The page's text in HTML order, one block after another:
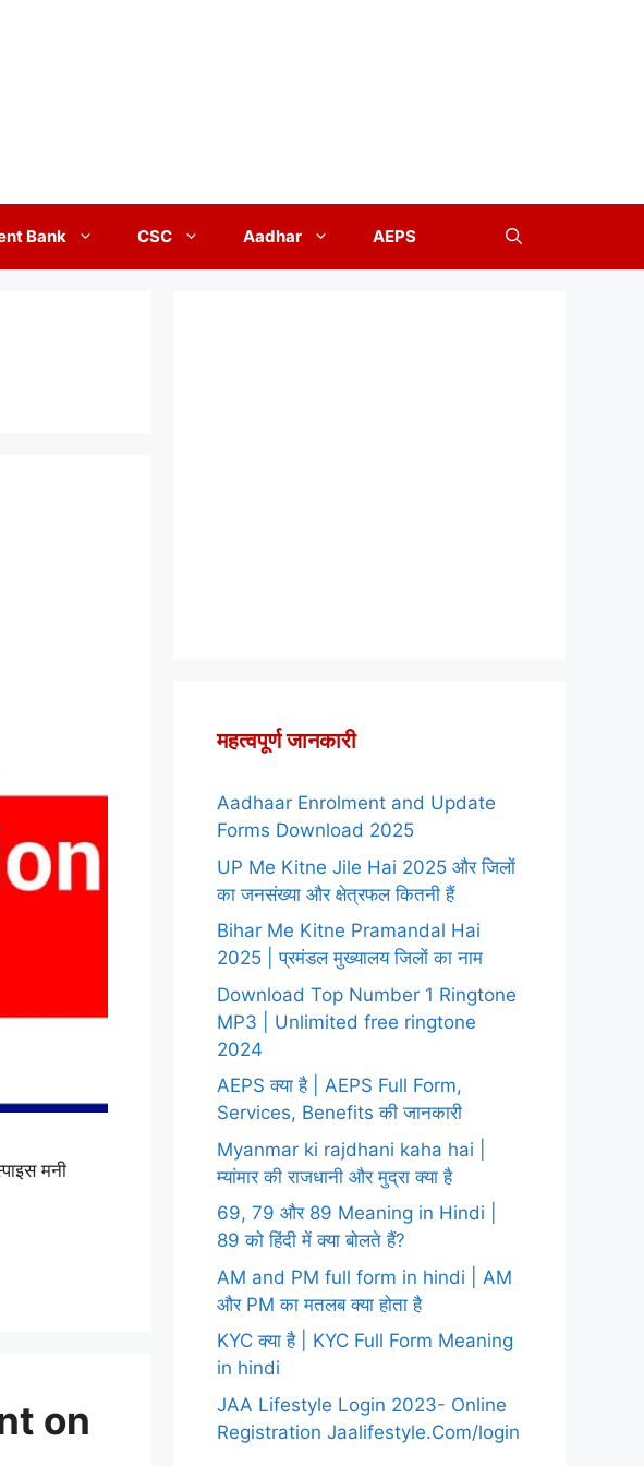
Bank CSC Aadhar AEPS
मनी
on
महत्वपूर्ण जानकारी
Aadhaar Enrolment and Update
Forms Download 2025
UP Me Kitne Jile Hai 2025 और जिलों
का जनसंख्या और क्षेत्रफल कितनी हैं
Bihar Me Kitne Pramandal Hai
2025 | प्रमंडल मुख्यालय जिलों का नाम
Download Top Number 1 Ringtone
MP3 | Unlimited free ringtone
2024
AEPS क्या है | AEPS Full Form,
Services, Benefits की जानकारी
Myanmar ki rajdhani kaha hai |
म्यांमार की राजधानी और मुद्रा क्या है
69, 79 और 89 Meaning in Hindi |
89 को हिंदी में क्या बोलते हैं?
AM and PM full form in hindi | AM
और PM का मतलब क्या होता है
KYC क्या है | KYC Full Form Meaning
in hindi
JAA Lifestyle Login 2023- Online
Registration Jaalifestyle.Com/login